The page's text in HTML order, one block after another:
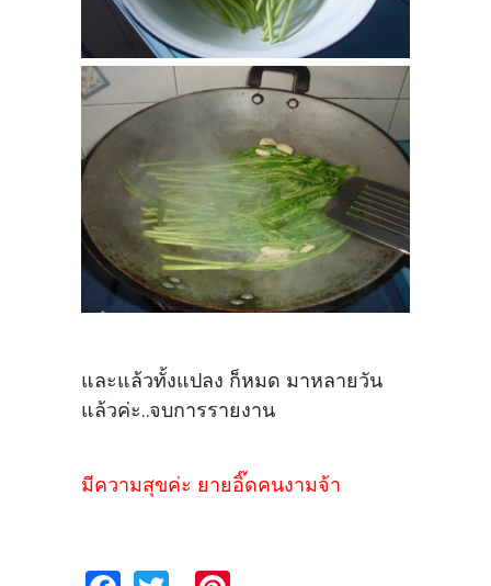
และแล้วทั้งแปลง ก็หมด มาหลายวัน
แล้วค่ะ..จบการรายงาน
มีความสุขค่ะ ยายอิ๊ดคนงามจ้า